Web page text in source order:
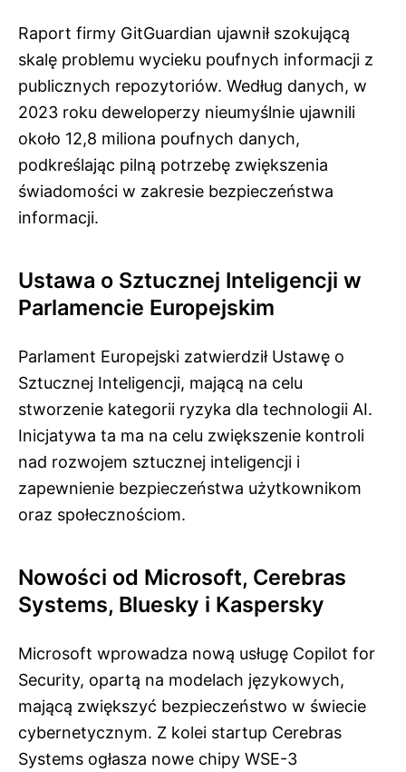
Raport firmy GitGuardian ujawnił szokującą
skalę problemu wycieku poufnych informacji z
publicznych repozytoriów. Według danych, w
2023 roku deweloperzy nieumyślnie ujawnili
około 12,8 miliona poufnych danych,
podkreślając pilną potrzebę zwiększenia
świadomości w zakresie bezpieczeństwa
informacji.
Ustawa o Sztucznej Inteligencji w
Parlamencie Europejskim
Parlament Europejski zatwierdził Ustawę o
Sztucznej Inteligencji, mającą na celu
stworzenie kategorii ryzyka dla technologii AI.
Inicjatywa ta ma na celu zwiększenie kontroli
nad rozwojem sztucznej inteligencji i
zapewnienie bezpieczeństwa użytkownikom
oraz społecznościom.
Nowości od Microsoft, Cerebras
Systems, Bluesky i Kaspersky
Microsoft wprowadza nową usługę Copilot for
Security, opartą na modelach językowych,
mającą zwiększyć bezpieczeństwo w świecie
cybernetycznym. Z kolei startup Cerebras
Systems ogłasza nowe chipy WSE-3